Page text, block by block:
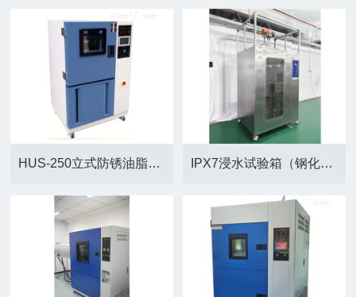
HUS-250立式防锈油脂试验箱厂家供应 IPX7浸水试验箱（钢化玻璃或不锈钢材质）